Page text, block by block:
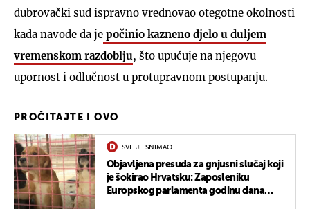
dubrovački sud ispravno vrednovao otegotne okolnosti
kada navode da je počinio kazneno djelo u duljem
vremenskom razdoblju, što upućuje na njegovu
upornost i odlučnost u protupravnom postupanju.
PROČITAJTE I OVO
SVE JE SNIMAO
Objavljena presuda za gnjusni slučaj koji
je šokirao Hrvatsku: Zaposleniku
Europskog parlamenta godinu dana